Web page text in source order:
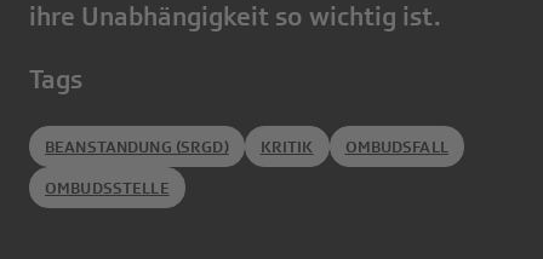
ihre Unabhängigkeit so wichtig ist.
Tags
BEANSTANDUNG (SRGD) KRITIK OMBUDSFALL
OMBUDSSTELLE